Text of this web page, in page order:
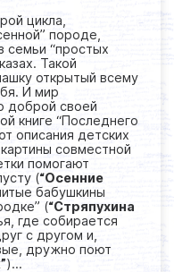
цикла,
породе,
семьи “простых
Такой
открытый всему
И мир
доброй своей
книге “Последнего
описания детских
совместной
помогают
(“Осенние
бабушкины
(“Стряпухина
где собирается
с другом и,
дружно поют
)…